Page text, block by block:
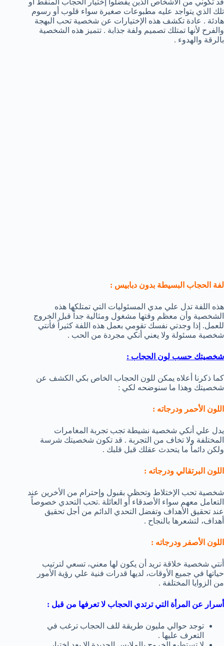
قد تكوني من الأشخاص الذين يفضلوا إختيار الحجاب المنقط او
تلك الذي يتواجد عليه مطبوعات صغيرة سواء قلوب أو رسوم
هادئة . عادة تكشف هذه الإختيارات عن شخصية تحب البهجة
والفرح لأنها تمتلك تصميم ولفة جذابة . تتميز هذه الشخصية
بالرقة والهدوء .
لفة الحجاب البسيطة بدون دبابيس :
هذه اللفة تدل علي مدي المسئوليات التي تمتلكها هذه
الشخصية وأن معظم وقتها مشغول ومثالية جداً قبل الخروج
للعمل. إذا وجدتي نفسك تقومي بعمل هذه اللفة كثيراً فأنتي
شخصية مسئولة ولا يعني أنكي مجردة من الحب .
شخصيتك حسب لون الحجاب :
كما ذكرنا أعلاه يمكن للون الحجاب الخاص بكي الكشف عن
شخصيتك وهذا ما سنوضحه لكي :
اللون الأحمر ودرجاته :
يدل علي أنكي شخصية نشيطة تجب تجربة المغامرات
المختلفة ولا تخاف من التجربة . قد تكون شخصيتك شرسة
ولكن دائماً ما يتحدث عقلك قبل قلبك .
اللون البرتقالي ودرجاته :
شخصية تحب الإختلاط وتحظي بقبول وإحترام من الأخرين عند
التعامل معهم سواء الأصدقاء أو العائلة .تحب التحدي خصوصاً
عند تحقيق الأهداف وتفضل التحدي الدائم من أجل تحقيق
أهداف، لتشعرها بالنجاح .
اللون الأصفر ودرجاته :
أنتي شخصية خلاقة تريد أن يكون لها معني، تسعي لترتيب
حياتها في جميع الأوقات، لديها قدرات فنية علي رؤية الأمور
من الزوايا المختلفة .
أسرار عن المرأة التي ترتدي الحجاب لا تعرفها من قبل :
توجد حوالي مليون طريقة للف الحجاب ترغب في
التعرف عليها .